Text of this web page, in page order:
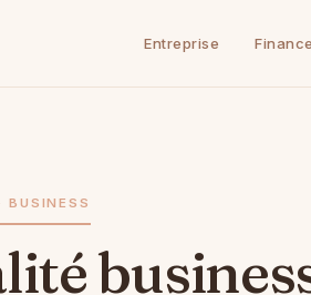
Entreprise Finance
BUSINESS